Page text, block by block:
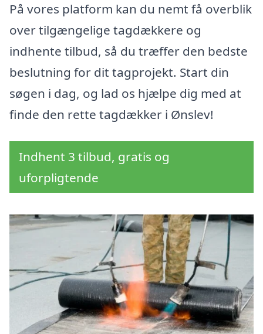
På vores platform kan du nemt få overblik
over tilgængelige tagdækkere og
indhente tilbud, så du træffer den bedste
beslutning for dit tagprojekt. Start din
søgen i dag, og lad os hjælpe dig med at
finde den rette tagdækker i Ønslev!
Indhent 3 tilbud, gratis og
uforpligtende